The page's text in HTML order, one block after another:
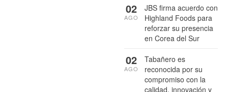
JBS firma acuerdo con
Highland Foods para
reforzar su presencia
en Corea del Sur
02
AGO
Tabañero es
reconocida por su
compromiso con la
calidad, innovación y
02
AGO